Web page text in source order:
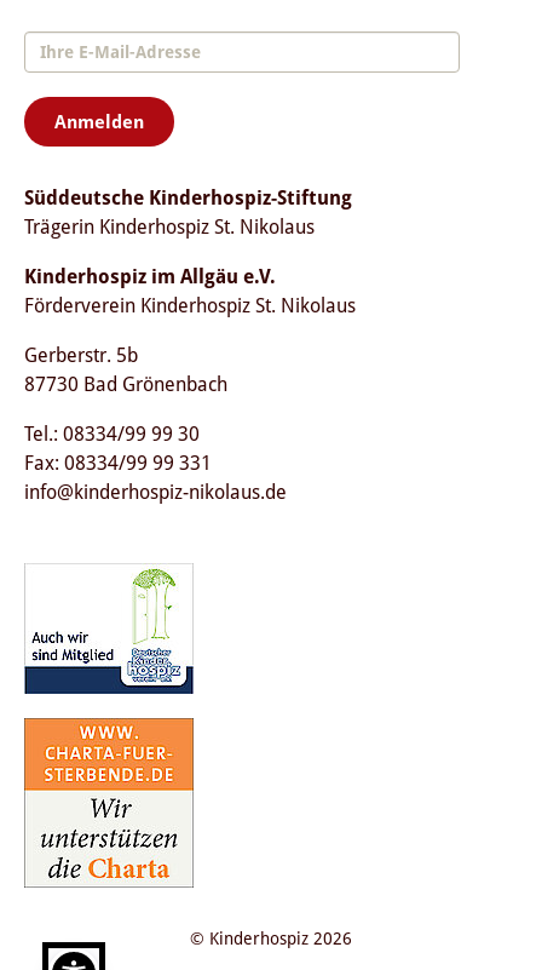
Anmelden
Süddeutsche Kinderhospiz-Stiftung
Trägerin Kinderhospiz St. Nikolaus
Kinderhospiz im Allgäu e.V.
Förderverein Kinderhospiz St. Nikolaus
Gerberstr. 5b
87730 Bad Grönenbach
Tel.: 08334/99 99 30
Fax: 08334/99 99 331
info@kinderhospiz-nikolaus.de
© Kinderhospiz 2026